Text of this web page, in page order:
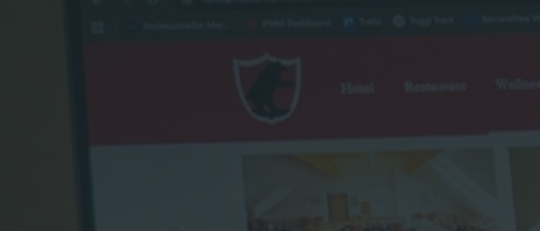
Wellness & Seminare